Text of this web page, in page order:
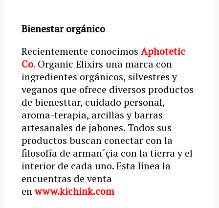
Bienestar orgánico
Recientemente conocimos Aphotetic
Co.Organic Elixirs una marca con
ingredientes orgánicos, silvestres y
veganos que ofrece diversos productos
de bienesttar, cuidado personal,
aroma-terapia, arcillas y barras
artesanales de jabones. Todos sus
productos buscan conectar con la
filosofía de arman´çia con la tierra y el
interior de cada uno. Esta línea la
encuentras de venta
enwww.kichink.com